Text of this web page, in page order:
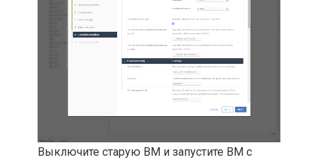
Выключите старую ВМ и запустите ВМ с